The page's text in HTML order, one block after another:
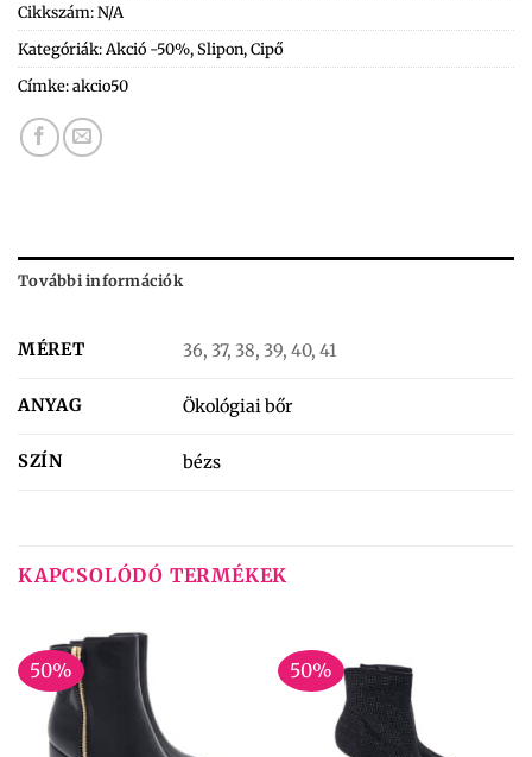
Cikkszám:N/A
Kategóriák: Akció -50%,Slipon,Cipő
Címke:akcio50
További információk
MÉRET 36, 37, 38, 39, 40, 41
ANYAG Ökológiai bőr
SZÍN bézs
KAPCSOLÓDÓ TERMÉKEK
50% 50%